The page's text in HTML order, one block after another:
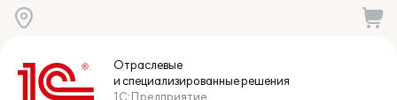
Отраслевые
и специализированныерешения